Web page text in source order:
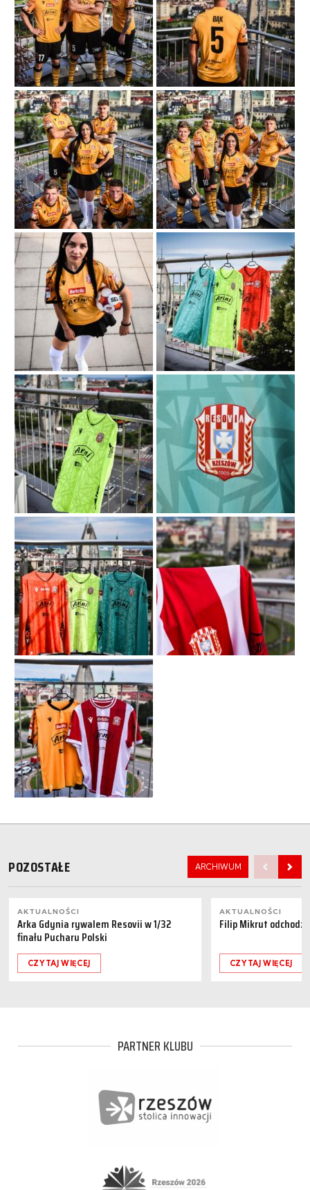
POZOSTAŁE ARCHIWUM
AKTUALNOŚCI
Arka Gdynia rywalem Resovii w 1/32
finału Pucharu Polski
CZYTAJ WIĘCEJ
AKTUALNOŚCI
Filip Mikrut
CZYTAJ WIĘCEJ
PARTNER KLUBU